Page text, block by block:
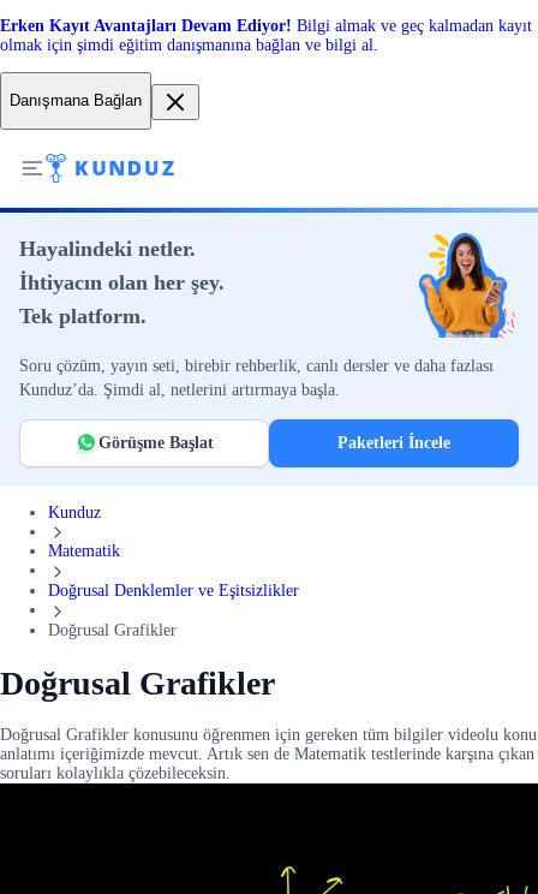
Erken Kayıt Avantajları Devam Ediyor! Bilgi almak ve geç kalmadan kayıt
olmak için şimdi eğitim danışmanına bağlan ve bilgi al.
Danışmana Bağlan
Hayalindeki netler.
İhtiyacın olan her şey.
Tek platform.
Soru çözüm, yayın seti, birebir rehberlik, canlı dersler ve daha fazlası
Kunduz’da. Şimdi al, netlerini artırmaya başla.
Görüşme Başlat Paketleri İncele
Kunduz
Matematik
Doğrusal Denklemler ve Eşitsizlikler
Doğrusal Grafikler
Doğrusal Grafikler
Doğrusal Grafikler konusunu öğrenmen için gereken tüm bilgiler videolu konu
anlatımı içeriğimizde mevcut. Artık sen de Matematik testlerinde karşına çıkan
soruları kolaylıkla çözebileceksin.